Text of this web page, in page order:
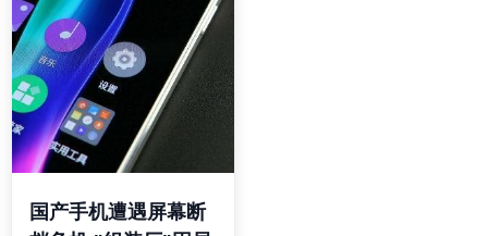
愈 ...
国产手机遭遇屏幕断